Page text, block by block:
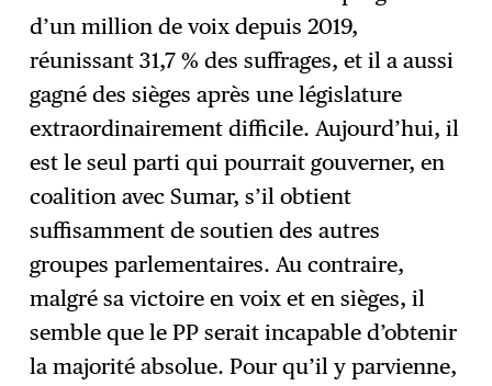
d’un million de voix depuis 2019,
réunissant 31,7 % des suffrages, et il a aussi
gagné des sièges après une législature
extraordinairement difficile. Aujourd’hui, il
est le seul parti qui pourrait gouverner, en
coalition avec Sumar, s’il obtient
suffisamment de soutien des autres
groupes parlementaires. Au contraire,
malgré sa victoire en voix et en sièges, il
semble que le PP serait incapable d’obtenir
la majorité absolue. Pour qu’il y parvienne,